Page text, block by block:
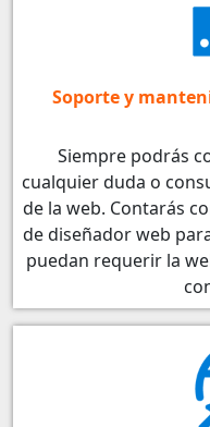
Soporte y
Siempre podrás
cualquier duda o
de la web. Contarás
de diseñador web
puedan requerir la